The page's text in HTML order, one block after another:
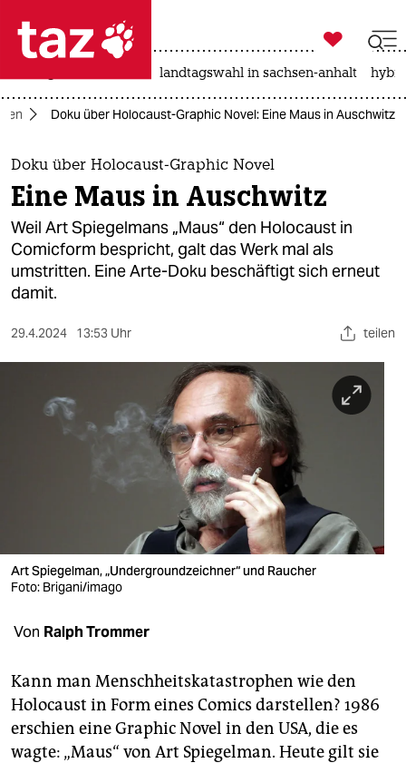
 taz zahl ich
taz zahl ich
themen
politik
öko
gesellschaft
kultur
sport
berlin
verlag
shop
fragen & hilfe
unterstützen
abo

taz zahl ich
landtagswahl in sachsen-anhalt
Doku über Holocaust-Graphic Novel: Eine Maus in Auschwitz
Doku über Holocaust-Graphic Novel
Eine Maus in Auschwitz
Weil Art Spiegelmans „Maus“ den Holocaust in
Comicform bespricht, galt das Werk mal als
umstritten. Eine Arte-Doku beschäftigt sich erneut
damit.
29.4.2024 13:53 Uhr teilen
Art Spiegelman, „Undergroundzeichner“ und Raucher
Foto: Brigani/imago
Von Ralph Trommer
Kann man Menschheitskatastrophen wie den
Holocaust in Form eines Comics darstellen? 1986
erschien eine Graphic Novel in den USA, die es
wagte: „Maus“ von Art Spiegelman. Heute gilt sie